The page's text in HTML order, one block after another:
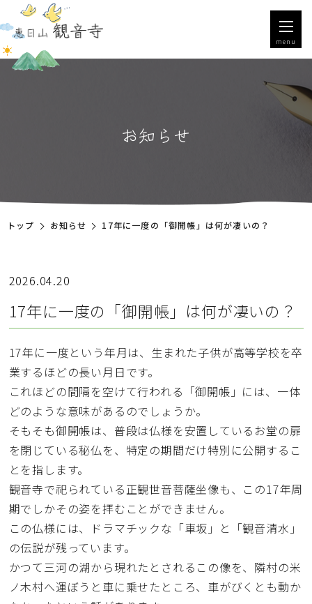
menu
お知らせ
トップ お知らせ 17年に一度の「御開帳」は何が凄いの？
2026.04.20
17年に一度の「御開帳」は何が凄いの？
17年に一度という年月は、生まれた子供が高等学校を卒
業するほどの長い月日です。
これほどの間隔を空けて行われる「御開帳」には、一体
どのような意味があるのでしょうか。
そもそも御開帳は、普段は仏様を安置しているお堂の扉
を閉じている秘仏を、特定の期間だけ特別に公開するこ
とを指します。
観音寺で祀られている正観世音菩薩坐像も、この17年周
期でしかその姿を拝むことができません。
この仏様には、ドラマチックな「車坂」と「観音清水」
の伝説が残っています。
かつて三河の湖から現れたとされるこの像を、隣村の米
ノ木村へ運ぼうと車に乗せたところ、車がびくとも動か